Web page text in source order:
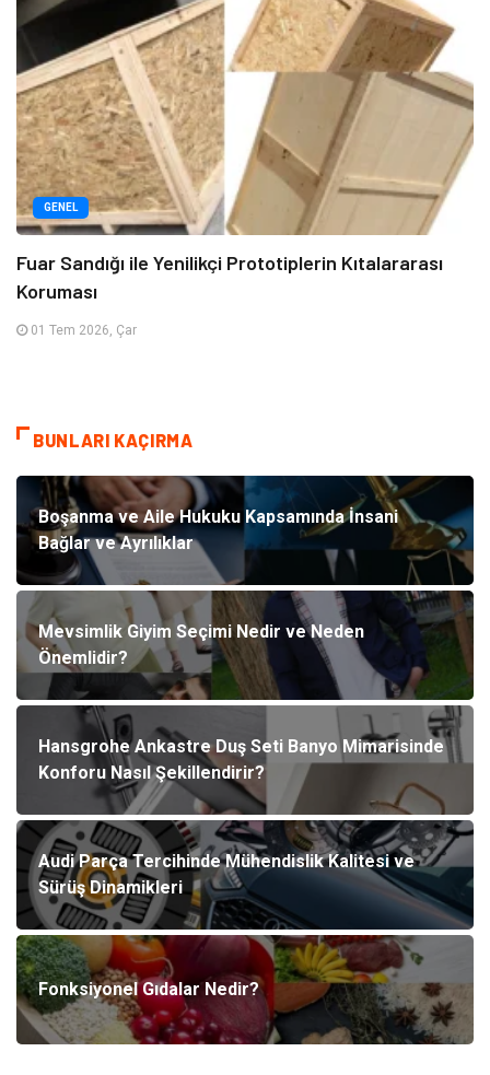
GENEL
Fuar Sandığı ile Yenilikçi Prototiplerin Kıtalararası
Koruması
01 Tem 2026, Çar
BUNLARI KAÇIRMA
Boşanma ve Aile Hukuku Kapsamında İnsani
Bağlar ve Ayrılıklar
Mevsimlik Giyim Seçimi Nedir ve Neden
Önemlidir?
Hansgrohe Ankastre Duş Seti Banyo Mimarisinde
Konforu Nasıl Şekillendirir?
Audi Parça Tercihinde Mühendislik Kalitesi ve
Sürüş Dinamikleri
Fonksiyonel Gıdalar Nedir?